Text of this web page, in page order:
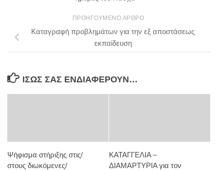
ΠΡΟΗΓΟΎΜΕΝΟ ΆΡΘΡΟ
Καταγραφή προβλημάτων για την εξ αποστάσεως
εκπαίδευση
ΊΣΩΣ ΣΑΣ ΕΝΔΙΑΦΈΡΟΥΝ…
Ψήφισμα στήριξης στις/
στους διωκόμενες/
ΚΑΤΑΓΓΕΛΙΑ –
ΔΙΑΜΑΡΤΥΡΙΑ για τον